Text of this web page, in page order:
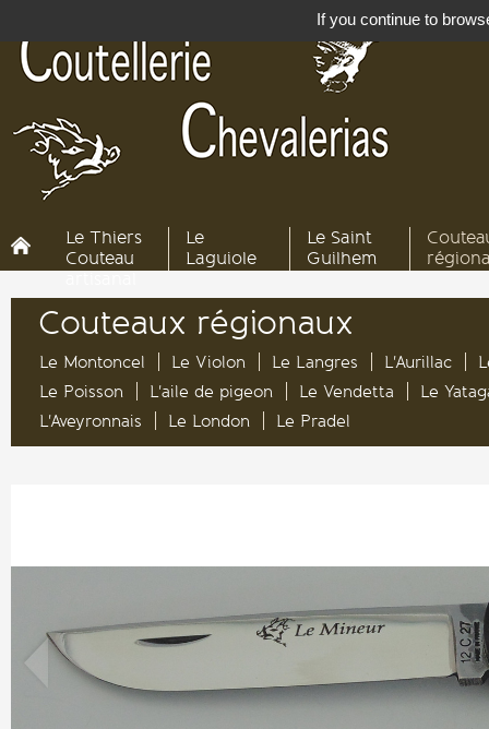
Le Thiers
Couteau
Le
Laguiole
Le Saint
Guilhem
Couteaux régionaux
Le Montoncel Le Violon Le Langres L'Aurillac
Le Poisson
L'aile de pigeon Le Vendetta
Le
L'Aveyronnais
Le London Le Pradel
If you continue to